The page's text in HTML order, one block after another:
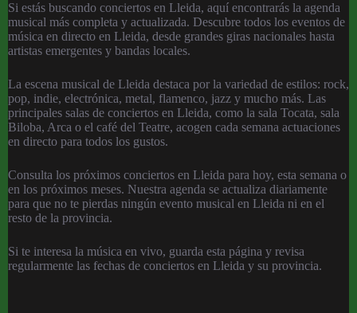
Si estás buscando conciertos en Lleida, aquí encontrarás la agenda
musical más completa y actualizada. Descubre todos los eventos de
música en directo en Lleida, desde grandes giras nacionales hasta
artistas emergentes y bandas locales.
La escena musical de Lleida destaca por la variedad de estilos: rock,
pop, indie, electrónica, metal, flamenco, jazz y mucho más. Las
principales salas de conciertos en Lleida, como la sala Tocata, sala
Biloba, Arca o el café del Teatre, acogen cada semana actuaciones
en directo para todos los gustos.
Consulta los próximos conciertos en Lleida para hoy, esta semana o
en los próximos meses. Nuestra agenda se actualiza diariamente
para que no te pierdas ningún evento musical en Lleida ni en el
resto de la provincia.
Si te interesa la música en vivo, guarda esta página y revisa
regularmente las fechas de conciertos en Lleida y su provincia.